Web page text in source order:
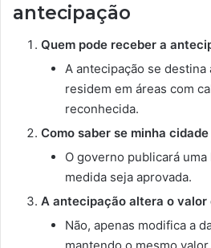
antecipação
Quem pode receber a
A antecipação se
residem em áreas com
reconhecida.
Como saber se minha
O governo publicará
medida seja aprovada.
A antecipação altera o valor
Não, apenas modifica a